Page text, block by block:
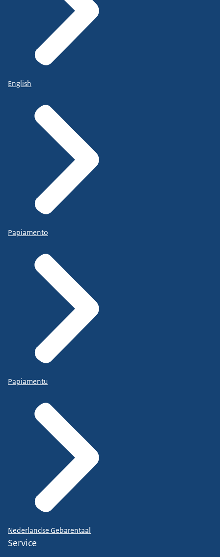
English
Papiamento
Papiamentu
Nederlandse Gebarentaal
Service